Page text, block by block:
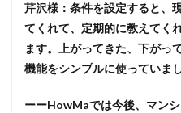
芹沢様： 条件を設定すると、
てくれて、定期的に教えてく
ます。上がってきた、下がっ
機能をシンプルに使っていまし
ーーHowMaでは今後、マン